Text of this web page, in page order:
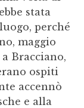
stata
perché
maggio
Bracciano,
ospiti
accennò
e alla